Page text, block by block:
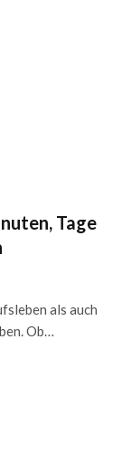
Tage
als auch
Ob…